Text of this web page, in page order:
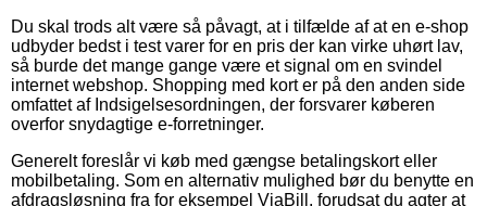
Du skal trods alt være så påvagt, at i tilfælde af at en e-shop
udbyder bedst i test varer for en pris der kan virke uhørt lav,
så burde det mange gange være et signal om en svindel
internet webshop. Shopping med kort er på den anden side
omfattet af Indsigelsesordningen, der forsvarer køberen
overfor snydagtige e-forretninger.
Generelt foreslår vi køb med gængse betalingskort eller
mobilbetaling. Som en alternativ mulighed bør du benytte en
afdragsløsning fra for eksempel ViaBill, forudsat du agter at